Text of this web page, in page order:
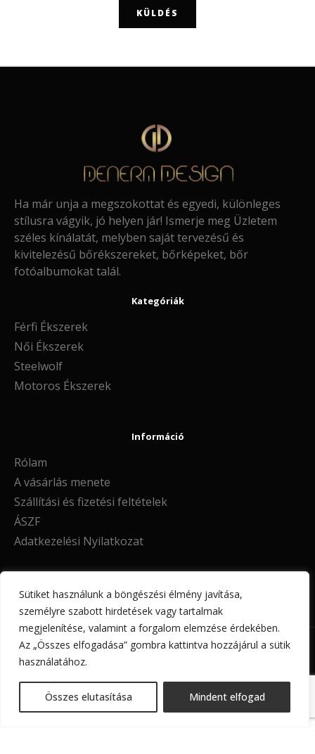
Sütiket használunk a böngészési élmény javítása,
személyre szabott hirdetések vagy tartalmak
megjelenítése, valamint a forgalom elemzése érdekében.
Az „Összes elfogadása” gombra kattintva hozzájárul a sütik
használatához.
Összes elutasítása Mindent elfogad
KÜLDÉS
Ha már unja a megszokottat és egyedi, különleges
stílusra vágyik, jó helyen jár! Ismerje meg Üzletem
széles kínálatát, melyben saját tervezésű és
kivitelezésű bőrékszereket, bőrképeket, bőr
fotóalbumokat talál.
Kategóriák
Férfi Ékszerek
Női Ékszerek
Steelwolf
Motoros Ékszerek
Információ
Rólam
A vásárlás menete
Szállítási és fizetési feltételek
ÁSZF
Adatkezelési Nyilatkozat
INFO@DENERADESIGN.HU